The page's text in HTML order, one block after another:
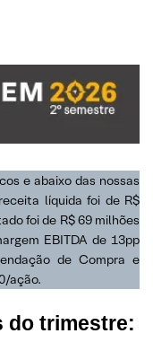
e abaixo das nossas
líquida foi de R$
foi de R$ 69 milhões
EBITDA de 13pp
de Compra e
ação.
do trimestre: